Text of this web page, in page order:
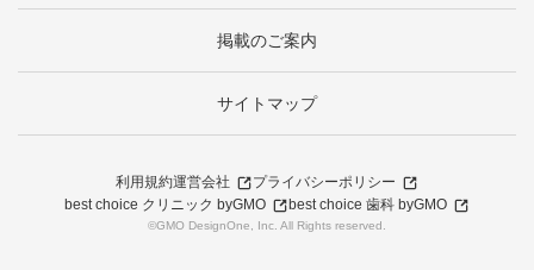
掲載のご案内
サイトマップ
利用規約運営会社
プライバシーポリシー
best choice クリニック byGMO
best choice 歯科 byGMO
©GMO DesignOne, Inc. All Rights reserved.